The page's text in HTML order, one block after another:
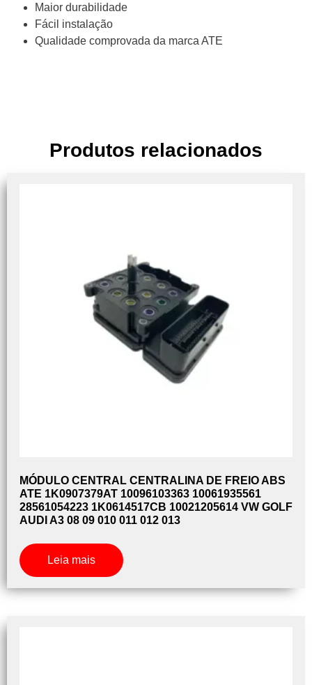
Maior durabilidade
Fácil instalação
Qualidade comprovada da marca ATE
Produtos relacionados
MÓDULO CENTRAL CENTRALINA DE FREIO ABS
ATE 1K0907379AT 10096103363 10061935561
28561054223 1K0614517CB 10021205614 VW GOLF
AUDI A3 08 09 010 011 012 013
Leia mais